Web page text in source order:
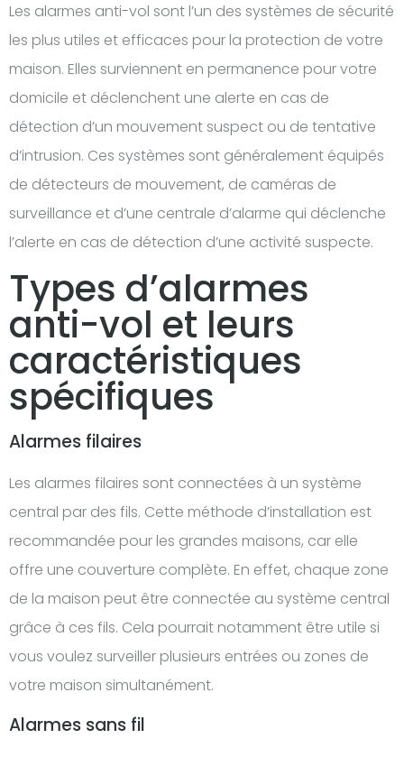
Les alarmes anti-vol sont l’un des systèmes de sécurité
les plus utiles et efficaces pour la protection de votre
maison. Elles surviennent en permanence pour votre
domicile et déclenchent une alerte en cas de
détection d’un mouvement suspect ou de tentative
d’intrusion. Ces systèmes sont généralement équipés
de détecteurs de mouvement, de caméras de
surveillance et d’une centrale d’alarme qui déclenche
l’alerte en cas de détection d’une activité suspecte.
Types d’alarmes
anti-vol et leurs
caractéristiques
spécifiques
Alarmes filaires
Les alarmes filaires sont connectées à un système
central par des fils. Cette méthode d’installation est
recommandée pour les grandes maisons, car elle
offre une couverture complète. En effet, chaque zone
de la maison peut être connectée au système central
grâce à ces fils. Cela pourrait notamment être utile si
vous voulez surveiller plusieurs entrées ou zones de
votre maison simultanément.
Alarmes sans fil